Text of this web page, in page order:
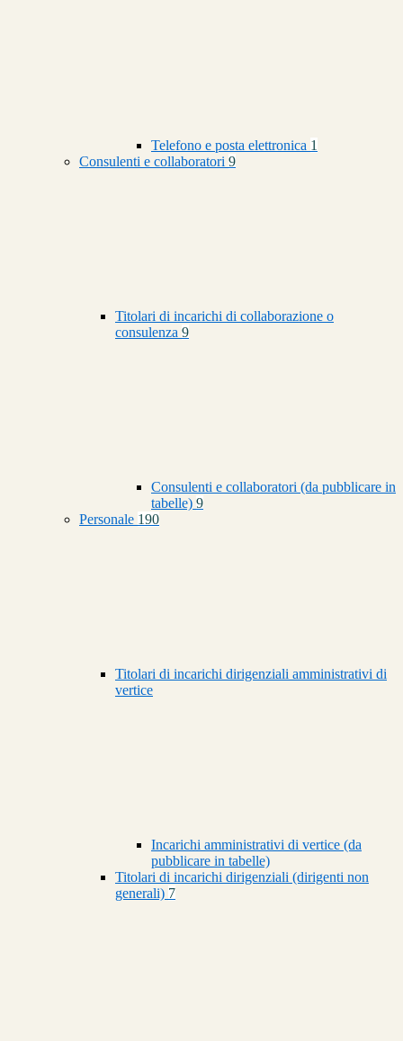
Telefono e posta elettronica 1
Consulenti e collaboratori 9
Titolari di incarichi di collaborazione o
consulenza 9
Consulenti e collaboratori (da pubblicare in
tabelle) 9
Personale 190
Titolari di incarichi dirigenziali amministrativi di
vertice
Incarichi amministrativi di vertice (da
pubblicare in tabelle)
Titolari di incarichi dirigenziali (dirigenti non
generali) 7